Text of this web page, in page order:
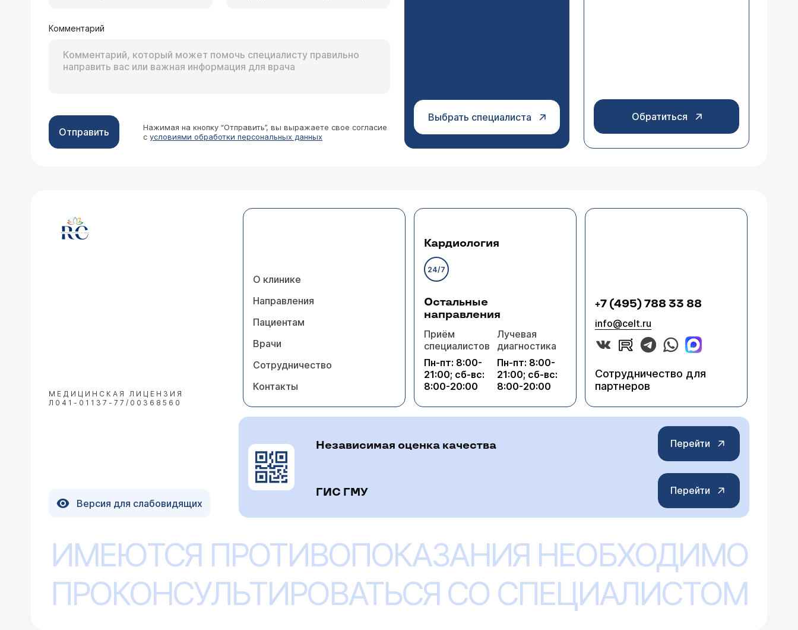
Комментарий
Отправить
Нажимая на кнопку “Отправить”, вы выражаете свое согласие
с условиями обработки персональных данных
Выбрать специалиста Обратиться
МЕДИЦИНСКАЯ ЛИЦЕНЗИЯ
Л041-01137-77/00368560
О клинике
Направления
Пациентам
Врачи
Сотрудничество
Контакты
Кардиология
24/7
Остальные
направления
Приём
специалистов
Пн-пт: 8:00-
21:00; сб-вс:
8:00-20:00
Лучевая
диагностика
Пн-пт: 8:00-
21:00; сб-вс:
8:00-20:00
+7 (495) 788 33 88
info@celt.ru
Сотрудничество для
партнеров
Версия для слабовидящих
Независимая оценка качества Перейти
ГИС ГМУ Перейти
ИМЕЮТСЯ ПРОТИВОПОКАЗАНИЯ НЕОБХОДИМО
ПРОКОНСУЛЬТИРОВАТЬСЯ СО СПЕЦИАЛИСТОМ